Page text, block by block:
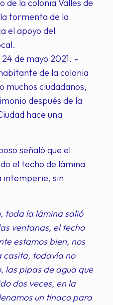
de la colonia Valles de
tormenta de la
el apoyo del
de mayo 2021. –
de la colonia
muchos ciudadanos,
después de la
hace una
señaló que el
el techo de lámina
intemperie, sin
toda la lámina salió
ventanas, el techo
estamos bien, nos
casita, todavía no
las pipas de agua que
dos veces, en la
un tinaco para